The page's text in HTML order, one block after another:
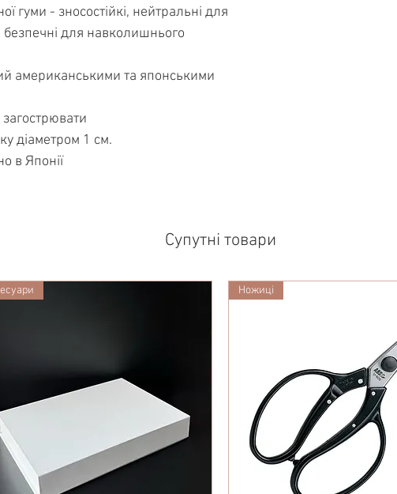
гуми - зносостійкі, нейтральні для
безпечні для навколишнього
американськими та японськими
діаметром 1 см.
в Японії
Супутні товари
Ножиці